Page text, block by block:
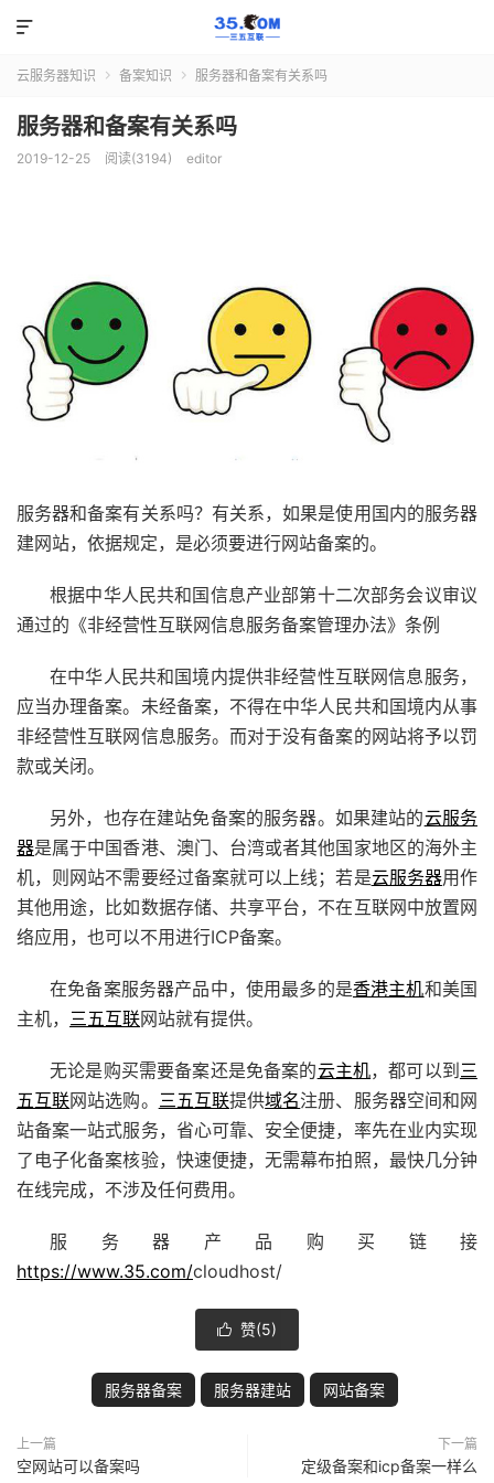

云服务器知识  备案知识  服务器和备案有关系吗
服务器和备案有关系吗
2019-12-25 阅读(3194) editor
服务器和备案有关系吗？有关系，如果是使用国内的服务器
建网站，依据规定，是必须要进行网站备案的。
根据中华人民共和国信息产业部第十二次部务会议审议
通过的《非经营性互联网信息服务备案管理办法》条例
在中华人民共和国境内提供非经营性互联网信息服务，
应当办理备案。未经备案，不得在中华人民共和国境内从事
非经营性互联网信息服务。而对于没有备案的网站将予以罚
款或关闭。
另外，也存在建站免备案的服务器。如果建站的云服务
器是属于中国香港、澳门、台湾或者其他国家地区的海外主
机，则网站不需要经过备案就可以上线；若是云服务器用作
其他用途，比如数据存储、共享平台，不在互联网中放置网
络应用，也可以不用进行ICP备案。
在免备案服务器产品中，使用最多的是香港主机和美国
主机， 三五互联网站就有提供。
无论是购买需要备案还是免备案的云主机，都可以到 三
五互联网站选购。 三五互联提供域名注册、服务器空间和网
站备案一站式服务，省心可靠、安全便捷，率先在业内实现
了电子化备案核验，快速便捷，无需幕布拍照，最快几分钟
在线完成，不涉及任何费用。
服务器产品购买链接
https://www.35.com/cloudhost/
 赞(5)
服务器备案 服务器建站 网站备案
上一篇
空网站可以备案吗
下一篇
定级备案和icp备案一样么